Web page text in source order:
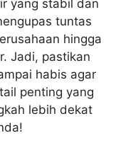
yang stabil dan
tuntas
hingga
Jadi, pastikan
habis agar
penting yang
lebih dekat